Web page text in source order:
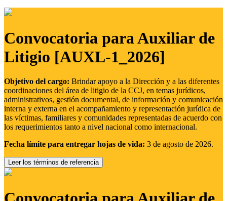
Convocatoria para Auxiliar de
Litigio [AUXL-1_2026]
Objetivo del cargo: Brindar apoyo a la Dirección y a las diferentes
coordinaciones del área de litigio de la CCJ, en temas jurídicos,
administrativos, gestión documental, de información y comunicación
interna y externa en el acompañamiento y representación jurídica de
las víctimas, familiares y comunidades representadas de acuerdo con
los requerimientos tanto a nivel nacional como internacional.
Fecha límite para entregar hojas de vida: 3 de agosto de 2026.
Leer los términos de referencia